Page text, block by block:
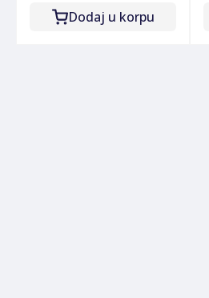
VCR1/3NDodaj u korpu